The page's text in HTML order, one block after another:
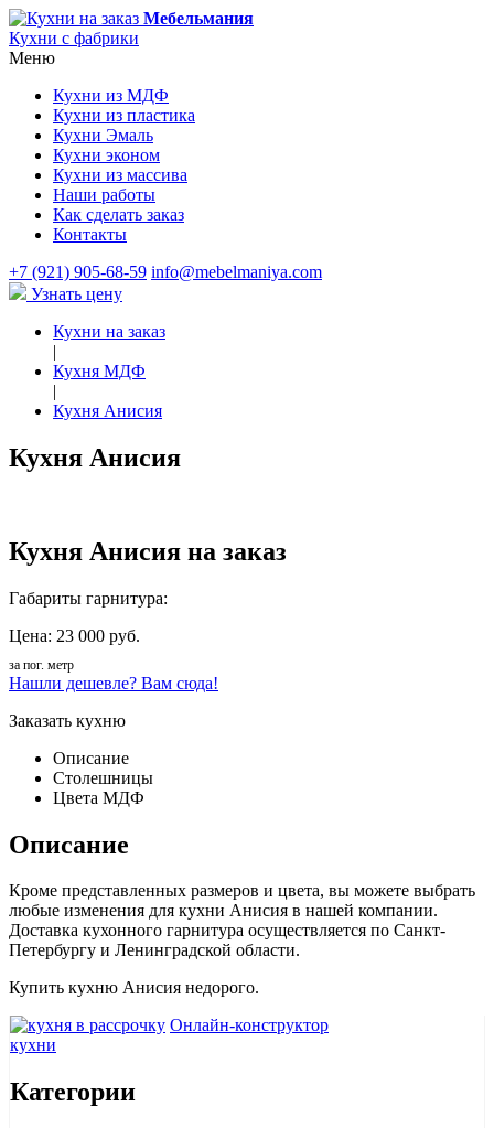
Мебельмания
Кухни с фабрики
Меню
Кухни из МДФ
Кухни из пластика
Кухни Эмаль
Кухни эконом
Кухни из массива
Наши работы
Как сделать заказ
Контакты
+7 (921) 905-68-59 info@mebelmaniya.com
Узнать цену
Кухни на заказ
|
Кухня МДФ
|
Кухня Анисия
Кухня Анисия
Кухня Анисия на заказ
Габариты гарнитура:
Цена: 23 000 руб.
за пог. метр
Нашли дешевле? Вам сюда!
Заказать кухню
Описание
Столешницы
Цвета МДФ
Описание
Кроме представленных размеров и цвета, вы можете выбрать
любые изменения для кухни Анисия в нашей компании.
Доставка кухонного гарнитура осуществляется по Санкт-
Петербургу и Ленинградской области.
Купить кухню Анисия недорого.
Онлайн-конструктор
кухни
Категории